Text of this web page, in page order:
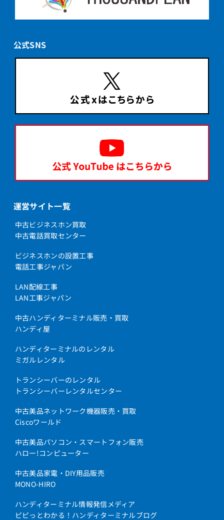
公式SNS
運営サイト一覧
中古ビジネスホン買取
中古電話買取センター
ビジネスホンの設置工事
電話工事ジャパン
LAN配線工事
LAN工事ジャパン
中古ハンディターミナル販売・買取
ハンディ屋
ハンディターミナルのレンタル
ミガルレンタル
トランシーバーのレンタル
トランシーバーレンタルセンター
中古美品ネットワーク機器販売・買取
Ciscoワールド
中古美品パソコン・スマートフォン販売
ハロー!コンピューター
中古美品家電・DIY用品販売
MONO-HIRO
ハンディターミナル情報発信メディア
ピピっとわかる！ハンディターミナルブログ